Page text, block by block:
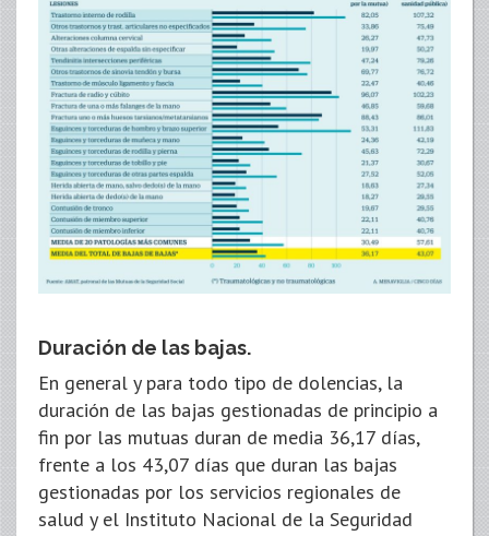
Duración de las bajas.
En general y para todo tipo de dolencias, la
duración de las bajas gestionadas de principio a
fin por las mutuas duran de media 36,17 días,
frente a los 43,07 días que duran las bajas
gestionadas por los servicios regionales de
salud y el Instituto Nacional de la Seguridad